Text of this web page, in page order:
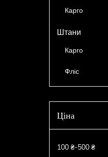
Карго
Штани
Карго
Фліс
Ціна
100 ₴-500 ₴